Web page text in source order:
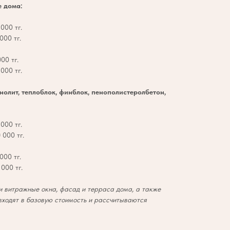
дома:
тг.
тг.
тг.
тг.
теплоблок, финблок, пенополистеролбетон,
тг.
тг.
тг.
тг.
витражные окна, фасад и терраса дома, а также
в базовую стоимость и рассчитываются